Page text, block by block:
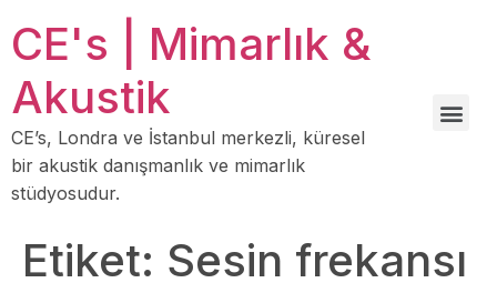
CE's | Mimarlık &
Akustik
CE’s, Londra ve İstanbul merkezli, küresel
bir akustik danışmanlık ve mimarlık
stüdyosudur.
Etiket: Sesin frekansı